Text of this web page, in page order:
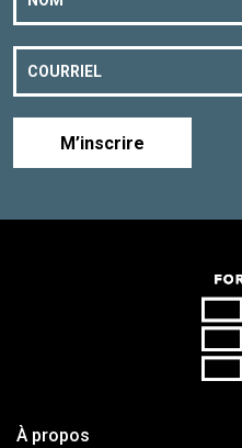
M’inscrire
À propos